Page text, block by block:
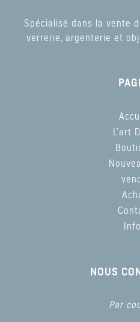
Spécialisé dans la vente
verrerie, argenterie et
L’art
NOUS
Par